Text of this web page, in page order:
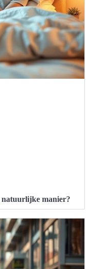
natuurlijke manier?